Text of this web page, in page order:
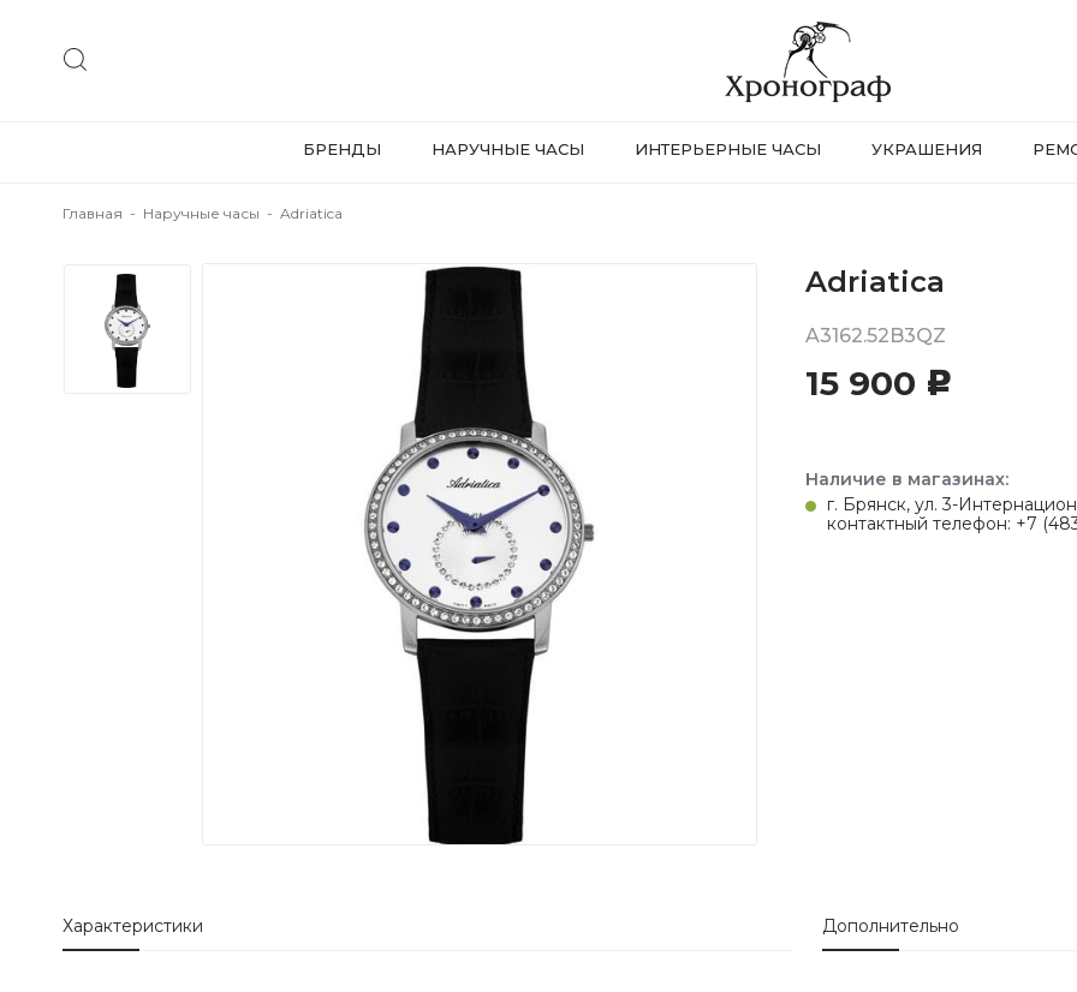
БРЕНДЫ НАРУЧНЫЕ ЧАСЫ ИНТЕРЬЕРНЫЕ ЧАСЫ УКРАШЕНИЯ
Главная - Наручные часы - Adriatica
Adriatica
A3162.52B3QZ
15 900 c
Наличие в магазинах:
г. Брянск, ул. 3-
контактный телефон: +7
Характеристики Дополнительно